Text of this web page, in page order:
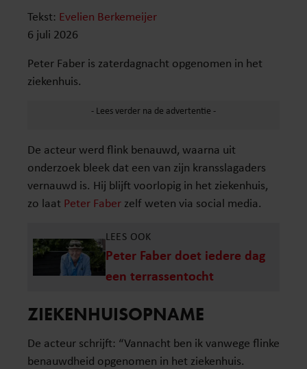
Tekst: Evelien Berkemeijer
6 juli 2026
Peter Faber is zaterdagnacht opgenomen in het
ziekenhuis.
De acteur werd flink benauwd, waarna uit
onderzoek bleek dat een van zijn kransslagaders
vernauwd is. Hij blijft voorlopig in het ziekenhuis,
zo laat Peter Faber zelf weten via social media.
LEES OOK
Peter Faber doet iedere dag
een terrassentocht
ZIEKENHUISOPNAME
De acteur schrijft: “Vannacht ben ik vanwege flinke
benauwdheid opgenomen in het ziekenhuis.